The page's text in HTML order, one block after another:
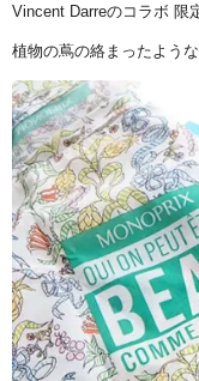
Vincent Darreのコラボ 限
植物の蔦の絡まったよう